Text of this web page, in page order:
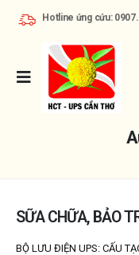
Hotline ứng cứu:
SỮA CHỮA, BẢO
BỘ LƯU ĐIỆN UPS: CẤU